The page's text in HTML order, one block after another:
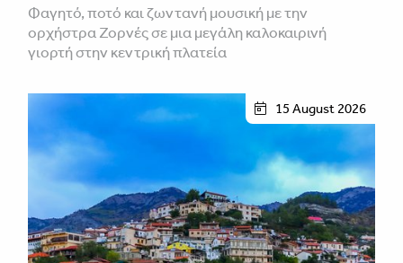
Φαγητό, ποτό και ζωντανή μουσική με την
ορχήστρα Ζορνές σε μια μεγάλη καλοκαιρινή
γιορτή στην κεντρική πλατεία
15 August 2026